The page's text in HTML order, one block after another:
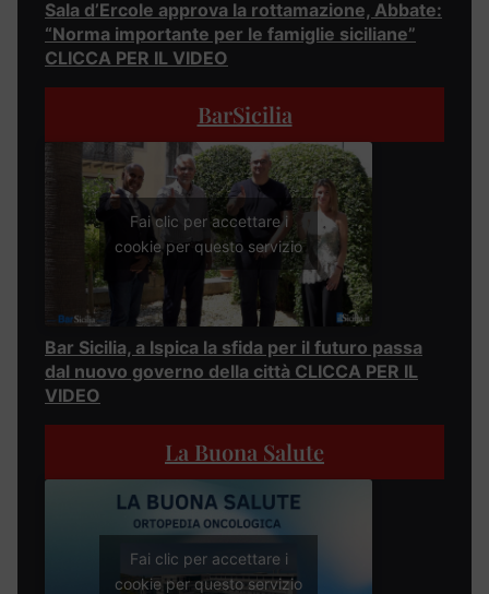
Sala d’Ercole approva la rottamazione, Abbate:
“Norma importante per le famiglie siciliane”
CLICCA PER IL VIDEO
BarSicilia
Fai clic per accettare i
cookie per questo servizio
Bar Sicilia, a Ispica la sfida per il futuro passa
dal nuovo governo della città CLICCA PER IL
VIDEO
La Buona Salute
Fai clic per accettare i
cookie per questo servizio